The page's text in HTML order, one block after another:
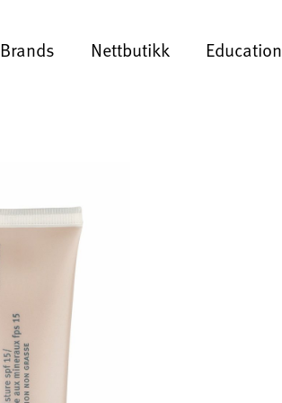
Brands Nettbutikk Education